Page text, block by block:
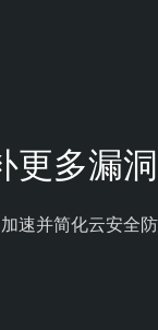
更多漏洞
速并简化云安全防